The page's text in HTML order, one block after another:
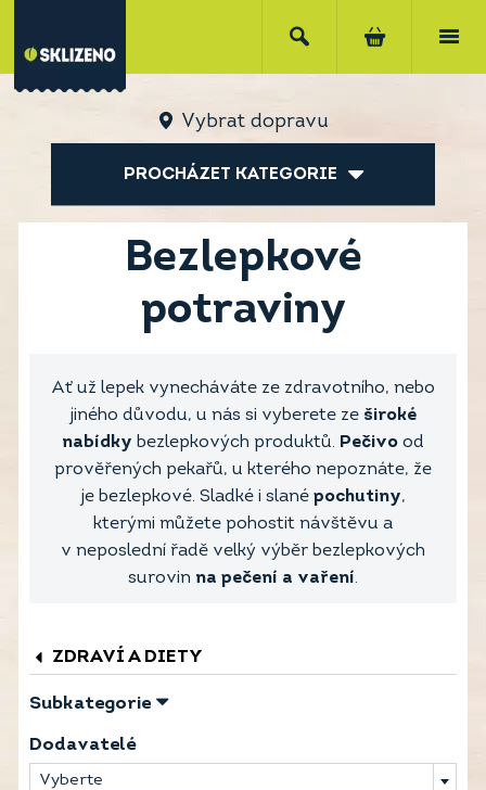
Vybrat dopravu
PROCHÁZET KATEGORIE
Bezlepkové
potraviny
Ať už lepek vynecháváte ze zdravotního, nebo
jiného důvodu, u nás si vyberete ze široké
nabídky bezlepkových produktů. Pečivo od
prověřených pekařů, u kterého nepoznáte, že
je bezlepkové. Sladké i slané pochutiny,
kterými můžete pohostit návštěvu a
v neposlední řadě velký výběr bezlepkových
surovin na pečení a vaření.
ZDRAVÍ A DIETY
Subkategorie
Dodavatelé
Vyberte